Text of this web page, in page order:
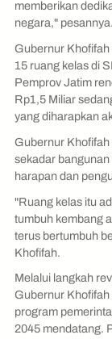
memberikan
negara," pesannya.
Gubernur
15 ruang kelas di
Pemprov Jatim
Rp1,5 Miliar
yang diharapkan
Gubernur
sekadar
harapan dan
"Ruang kelas itu
tumbuh kembang
terus bertumbuh
Khofifah.
Melalui langkah
Gubernur
program
2045 mendatang.